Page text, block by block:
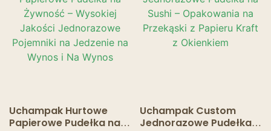
Uchampak Hurtowe
Papierowe Pudełka na
Uchampak Custom
Jednorazowe Pudełka